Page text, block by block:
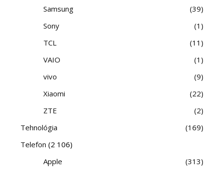
Samsung
39
Sony
1
TCL
11
VAIO
1
vivo
9
Xiaomi
22
ZTE
2
Tehnológia
169
Telefon (2 106)
Apple
313